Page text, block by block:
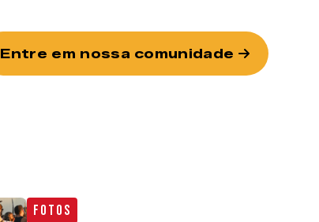
Entre em nossa comunidade
Fotos